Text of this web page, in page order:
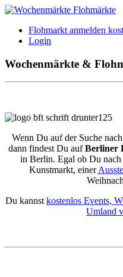
Flohmarkt anmelden
Login
Wochenmärkte &
Wenn Du auf der Suche
dann findest Du aufBerliner
in Berlin. Egal ob Du nach
Kunstmarkt, einer
Du kannstkostenlos Events,
Umland